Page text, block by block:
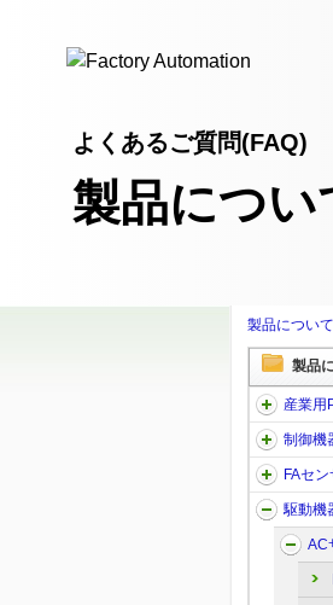
よくあるご質問(FAQ)
製品につい
製品について
製品
産業用
制御機
FAセン
駆動機
AC